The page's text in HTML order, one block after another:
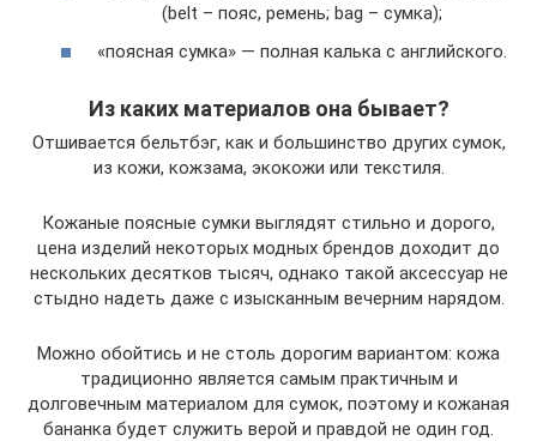
(belt – пояс, ремень; bag – сумка);
«поясная сумка» — полная калька с английского.
Из каких материалов она бывает?
Отшивается бельтбэг, как и большинство других сумок,
из кожи, кожзама, экокожи или текстиля.
Кожаные поясные сумки выглядят стильно и дорого,
цена изделий некоторых модных брендов доходит до
нескольких десятков тысяч, однако такой аксессуар не
стыдно надеть даже с изысканным вечерним нарядом.
Можно обойтись и не столь дорогим вариантом: кожа
традиционно является самым практичным и
долговечным материалом для сумок, поэтому и кожаная
бананка будет служить верой и правдой не один год.